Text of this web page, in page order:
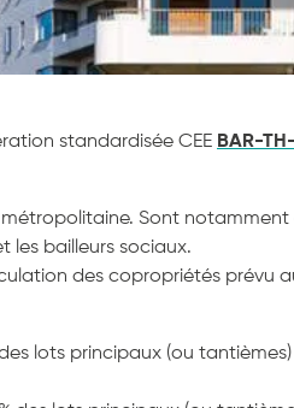
standardisée CEE BAR-
Sont
les bailleurs sociaux.
des copropriétés prévu
lots principaux (ou